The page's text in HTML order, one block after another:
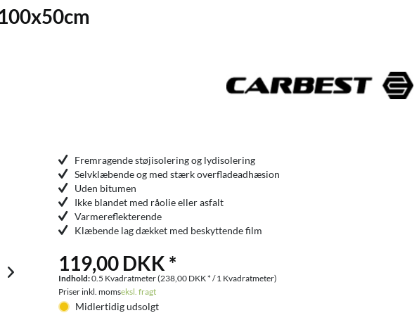
Fremragende støjisolering og lydisolering
Selvklæbende og med stærk overfladeadhæsion
Uden bitumen
Ikke blandet med råolie eller asfalt
Varmereflekterende
Klæbende lag dækket med beskyttende film
119,00 DKK *
Indhold:0.5 Kvadratmeter (238,00 DKK * / 1 Kvadratmeter)
Priser inkl. momseksl. fragt
Midlertidig udsolgt